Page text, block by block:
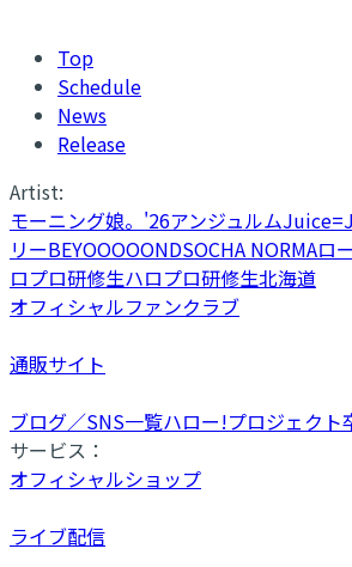
Top
Schedule
News
Release
Artist:
モーニング娘。'26アンジュルム
リーBEYOOOOONDSOCHA NORMAロ
ロプロ研修生ハロプロ研修生北海道
オフィシャルファンクラブ
通販サイト
ブログ／SNS一覧ハロー!プロジェクト
サービス：
オフィシャルショップ
ライブ配信